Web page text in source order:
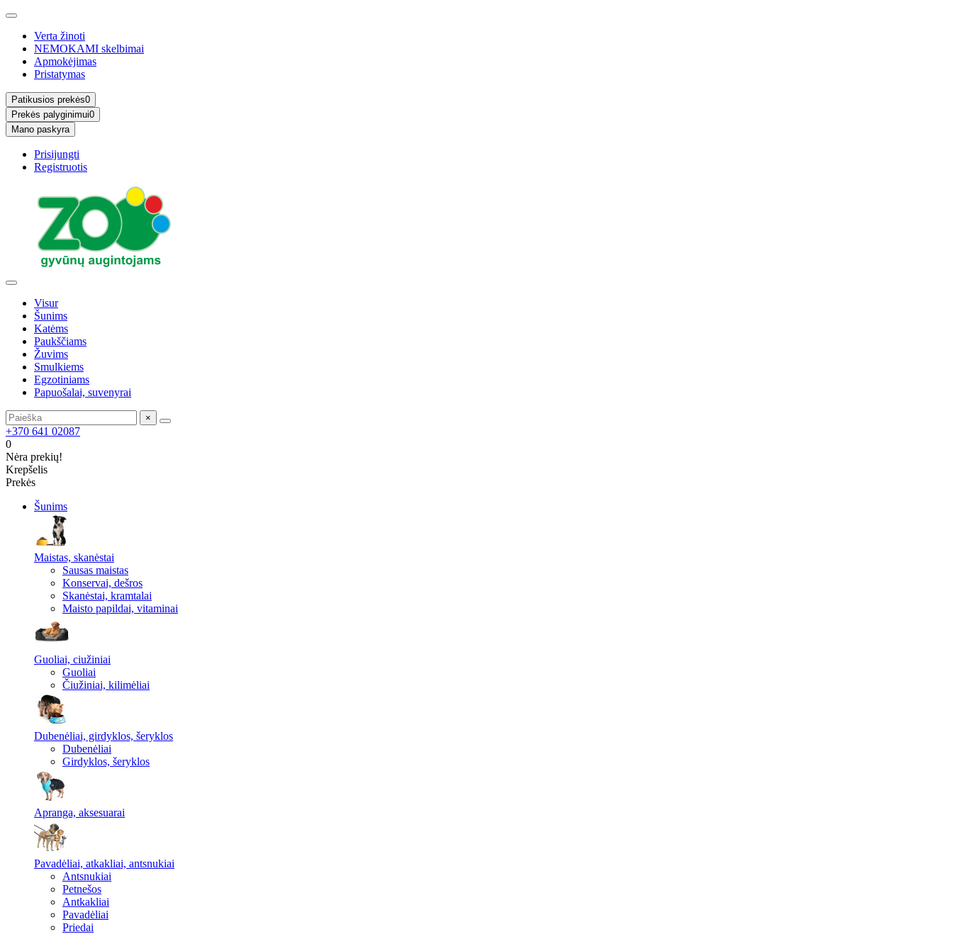
Verta žinoti
NEMOKAMI skelbimai
Apmokėjimas
Pristatymas
Patikusios prekės0
Prekės palyginimui0
Mano paskyra
Prisijungti
Registruotis
Visur
Šunims
Katėms
Paukščiams
Žuvims
Smulkiems
Egzotiniams
Papuošalai, suvenyrai
×
+370 641 02087
0
Nėra prekių!
Krepšelis
Prekės
Šunims
Maistas, skanėstai
Sausas maistas
Konservai, dešros
Skanėstai, kramtalai
Maisto papildai, vitaminai
Guoliai, ciužiniai
Guoliai
Čiužiniai, kilimėliai
Dubenėliai, girdyklos, šeryklos
Dubenėliai
Girdyklos, šeryklos
Apranga, aksesuarai
Pavadėliai, atkakliai, antsnukiai
Antsnukiai
Petnešos
Antkakliai
Pavadėliai
Priedai